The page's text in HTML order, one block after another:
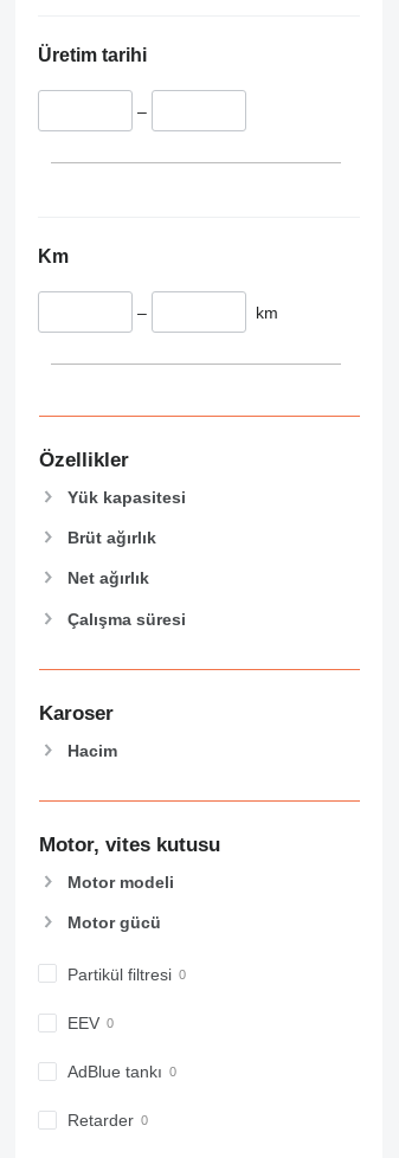
Üretim tarihi
–
Km
– km
Özellikler
Yük kapasitesi
Brüt ağırlık
Net ağırlık
Çalışma süresi
Karoser
Hacim
Motor, vites kutusu
Motor modeli
Motor gücü
Partikül filtresi
EEV
AdBlue tankı
Retarder